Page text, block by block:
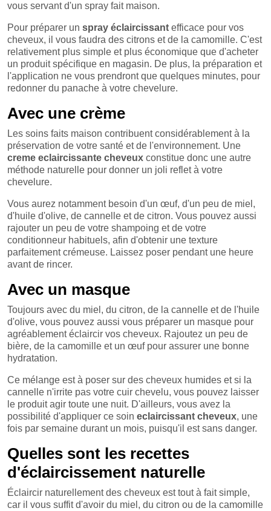
vous servant d'un spray fait maison.
Pour préparer un spray éclaircissant efficace pour vos
cheveux, il vous faudra des citrons et de la camomille. C'est
relativement plus simple et plus économique que d'acheter
un produit spécifique en magasin. De plus, la préparation et
l'application ne vous prendront que quelques minutes, pour
redonner du panache à votre chevelure.
Avec une crème
Les soins faits maison contribuent considérablement à la
préservation de votre santé et de l'environnement. Une
creme eclaircissante cheveux constitue donc une autre
méthode naturelle pour donner un joli reflet à votre
chevelure.
Vous aurez notamment besoin d'un œuf, d'un peu de miel,
d'huile d'olive, de cannelle et de citron. Vous pouvez aussi
rajouter un peu de votre shampoing et de votre
conditionneur habituels, afin d'obtenir une texture
parfaitement crémeuse. Laissez poser pendant une heure
avant de rincer.
Avec un masque
Toujours avec du miel, du citron, de la cannelle et de l'huile
d'olive, vous pouvez aussi vous préparer un masque pour
agréablement éclaircir vos cheveux. Rajoutez un peu de
bière, de la camomille et un œuf pour assurer une bonne
hydratation.
Ce mélange est à poser sur des cheveux humides et si la
cannelle n'irrite pas votre cuir chevelu, vous pouvez laisser
le produit agir toute une nuit. D'ailleurs, vous avez la
possibilité d'appliquer ce soin eclaircissant cheveux, une
fois par semaine durant un mois, puisqu'il est sans danger.
Quelles sont les recettes
d'éclaircissement naturelle
Éclaircir naturellement des cheveux est tout à fait simple,
car il vous suffit d'avoir du miel, du citron ou de la camomille